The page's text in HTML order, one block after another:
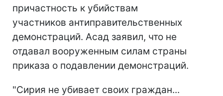
причастность к убийствам
участников антиправительственных
демонстраций. Асад заявил, что не
отдавал вооруженным силам страны
приказа о подавлении демонстраций.
"Сирия не убивает своих граждан...